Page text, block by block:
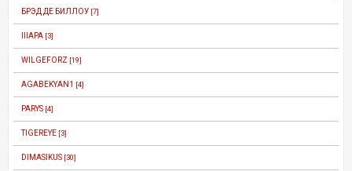
БРЭД ДЕ БИЛЛОУ [7]
IIIAPA [3]
WILGEFORZ [19]
AGABEKYAN1 [4]
PARYS [4]
TIGEREYE [3]
DIMASIKUS [30]